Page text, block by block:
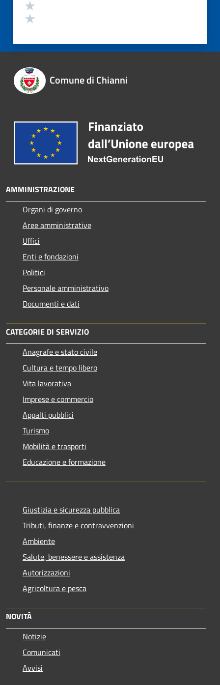
Comune di Chianni
AMMINISTRAZIONE
Organi di governo
Aree amministrative
Uffici
Enti e fondazioni
Politici
Personale amministrativo
Documenti e dati
CATEGORIE DI SERVIZIO
Anagrafe e stato civile
Cultura e tempo libero
Vita lavorativa
Imprese e commercio
Appalti pubblici
Turismo
Mobilità e trasporti
Educazione e formazione
Giustizia e sicurezza pubblica
Tributi, finanze e contravvenzioni
Ambiente
Salute, benessere e assistenza
Autorizzazioni
Agricoltura e pesca
NOVITÀ
Notizie
Comunicati
Avvisi